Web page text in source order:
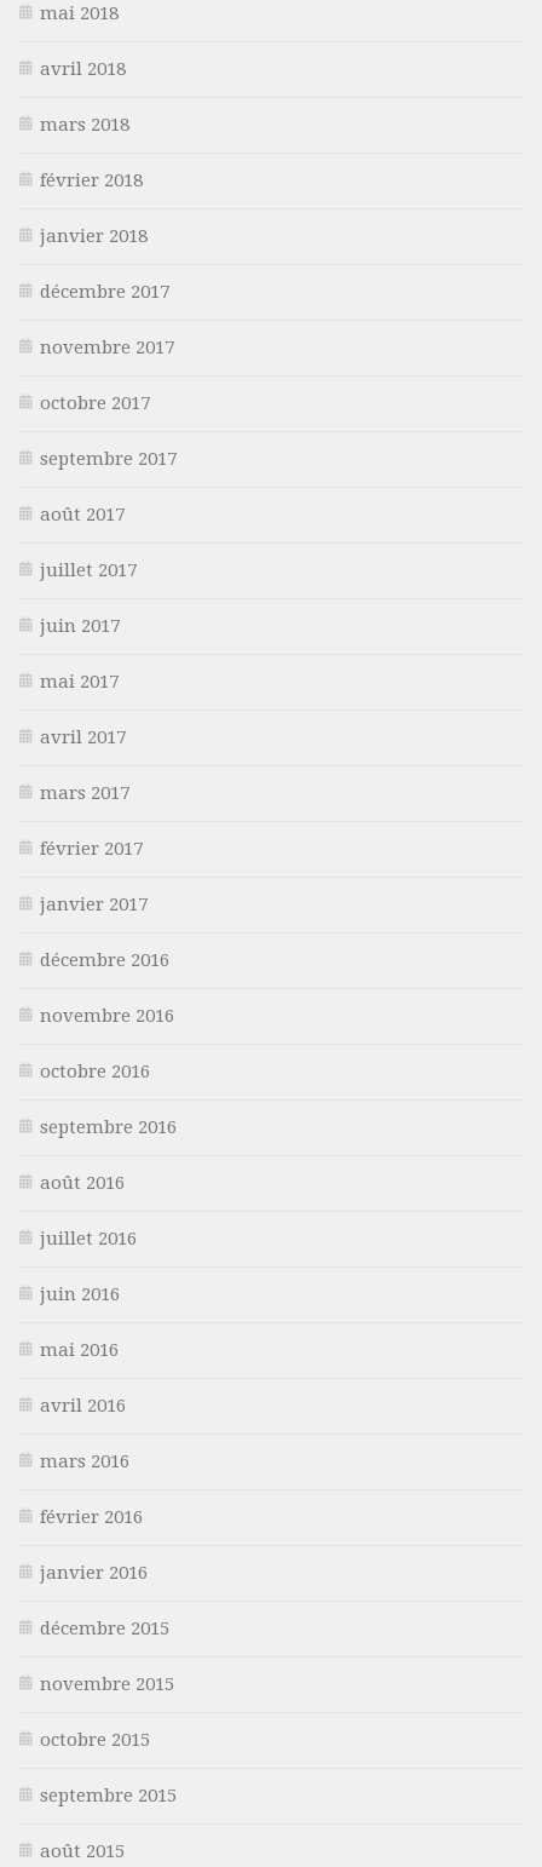
mai 2018
avril 2018
mars 2018
février 2018
janvier 2018
décembre 2017
novembre 2017
octobre 2017
septembre 2017
août 2017
juillet 2017
juin 2017
mai 2017
avril 2017
mars 2017
février 2017
janvier 2017
décembre 2016
novembre 2016
octobre 2016
septembre 2016
août 2016
juillet 2016
juin 2016
mai 2016
avril 2016
mars 2016
février 2016
janvier 2016
décembre 2015
novembre 2015
octobre 2015
septembre 2015
août 2015